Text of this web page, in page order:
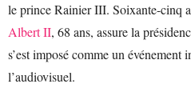
le prince Rainier III. Soixante-cinq
Albert II, 68 ans, assure la
s’est imposé comme un événement
l’audiovisuel.